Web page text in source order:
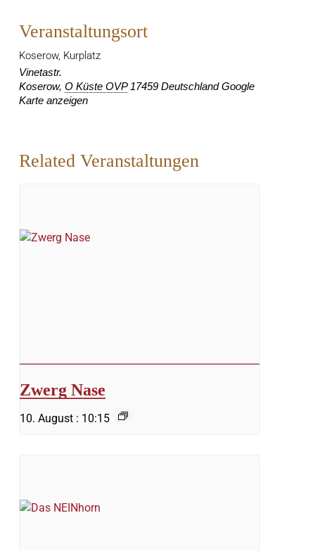
Veranstaltungsort
Koserow, Kurplatz
Vinetastr.
Koserow, O Küste OVP 17459 Deutschland Google
Karte anzeigen
Related Veranstaltungen
Zwerg Nase
10. August : 10:15